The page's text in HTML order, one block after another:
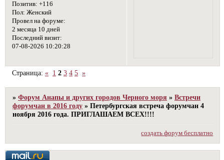
Позитив: +116
Пол: Женский
Провел на форуме:
2 месяца 10 дней
Последний визит:
07-08-2026 10:20:28
Страница:« 1 2 3 4 5 »
»Форум Анапы и других городов Черного моря »Встречи
форумчан в 2016 году »Петербургская встреча форумчан 4
ноября 2016 года. ПРИГЛАШАЕМ ВСЕХ!!!!
создать форум бесплатно